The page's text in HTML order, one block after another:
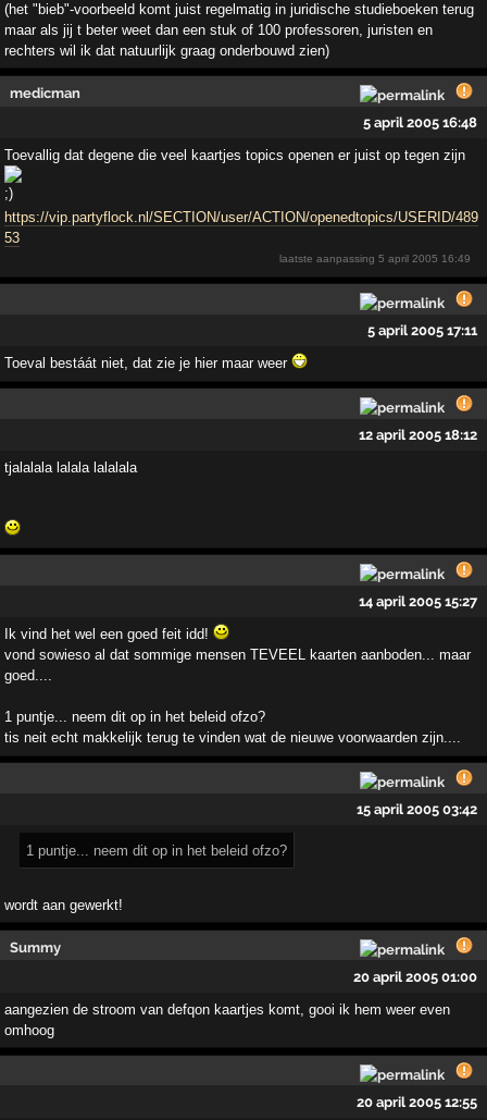
(het "bieb"-voorbeeld komt juist regelmatig in juridische studieboeken terug
maar als jij t beter weet dan een stuk of 100 professoren, juristen en
rechters wil ik dat natuurlijk graag onderbouwd zien)
medicman
5 april 2005 16:48
Toevallig dat degene die veel kaartjes topics openen er juist op tegen zijn
https://vip.partyflock.nl/SECTION/user/ACTION/openedtopics/USERID/489
53
laatste aanpassing5 april 2005 16:49
5 april 2005 17:11
Toeval bestáát niet, dat zie je hier maar weer
12 april 2005 18:12
tjalalala lalala lalalala
14 april 2005 15:27
Ik vind het wel een goed feit idd!
vond sowieso al dat sommige mensen TEVEEL kaarten aanboden... maar
goed....
1 puntje... neem dit op in het beleid ofzo?
tis neit echt makkelijk terug te vinden wat de nieuwe voorwaarden zijn....
15 april 2005 03:42
1 puntje... neem dit op in het beleid ofzo?
wordt aan gewerkt!
Summy
20 april 2005 01:00
aangezien de stroom van defqon kaartjes komt, gooi ik hem weer even
omhoog
20 april 2005 12:55